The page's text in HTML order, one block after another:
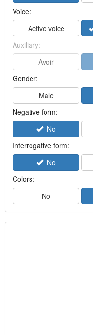
Voice:
Active voice
Auxiliary:
Avoir
Gender:
Male
Negative form:
No
Interrogative form:
No
Colors:
No